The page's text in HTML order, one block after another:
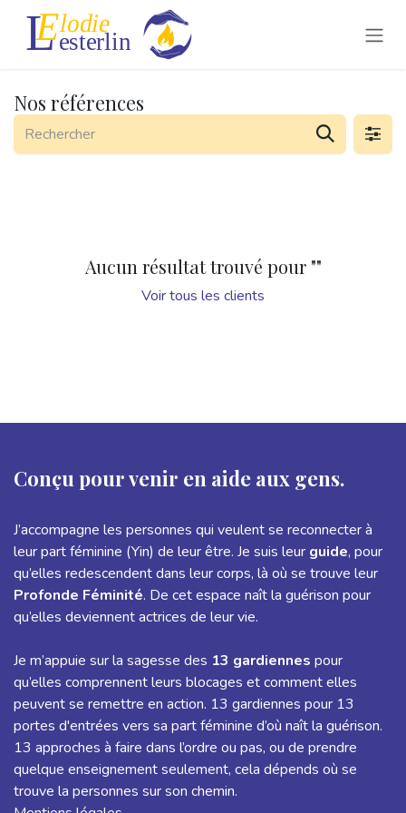
Se rendre au contenu
Nos références
Aucun résultat trouvé pour ""
Voir tous les clients
Conçu pour venir en aide aux gens.
J’accompagne les personnes qui veulent se reconnecter à
leur part féminine (Yin) de leur être. Je suis leur guide, pour
qu’elles redescendent dans leur corps, là où se trouve leur
Profonde Féminité. De cet espace naît la guérison pour
qu’elles deviennent actrices de leur vie.
Je m’appuie sur la sagesse des 13 gardiennes pour
qu’elles comprennent leurs blocages et comment elles
peuvent se remettre en action. 13 gardiennes pour 13
portes d'entrées vers sa part féminine d’où naît la guérison.
13 approches à faire dans l’ordre ou pas, ou de prendre
quelque enseignement seulement, cela dépends où se
trouve la personnes sur son chemin.